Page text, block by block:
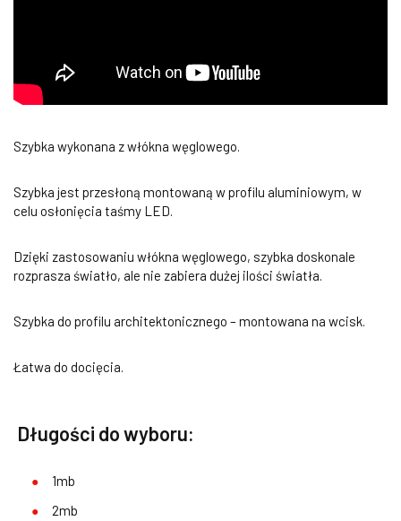
Szybka wykonana z włókna węglowego.
Szybka jest przesłoną montowaną w profilu aluminiowym, w
celu osłonięcia taśmy LED.
Dzięki zastosowaniu włókna węglowego, szybka doskonale
rozprasza światło, ale nie zabiera dużej ilości światła.
Szybka do profilu architektonicznego – montowana na wcisk.
Łatwa do docięcia.
Długości do wyboru:
1mb
2mb